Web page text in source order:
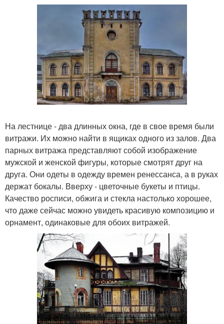
На лестнице - два длинных окна, где в свое время были
витражи. Их можно найти в ящиках одного из залов. Два
парных витража представляют собой изображение
мужской и женской фигуры, которые смотрят друг на
друга. Они одеты в одежду времен ренессанса, а в руках
держат бокалы. Вверху - цветочные букеты и птицы.
Качество росписи, обжига и стекла настолько хорошее,
что даже сейчас можно увидеть красивую композицию и
орнамент, одинаковые для обоих витражей.